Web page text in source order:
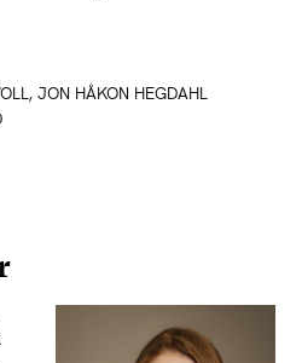
JON HÅKON HEGDAHL